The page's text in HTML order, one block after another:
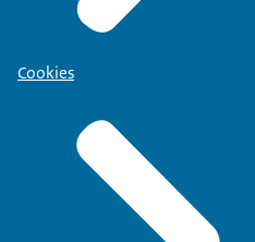
Cookies